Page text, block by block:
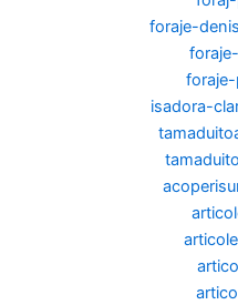
foraje-
isadora-